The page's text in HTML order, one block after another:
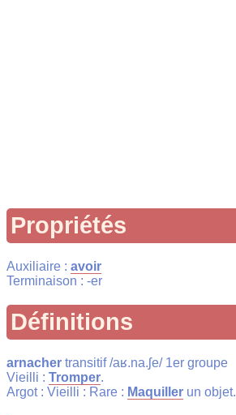
Propriétés
Auxiliaire : avoir
Terminaison : -er
Définitions
arnacher transitif /aʁ.na.ʃe/ 1er groupe
Vieilli : Tromper.
Argot : Vieilli : Rare : Maquiller un objet.